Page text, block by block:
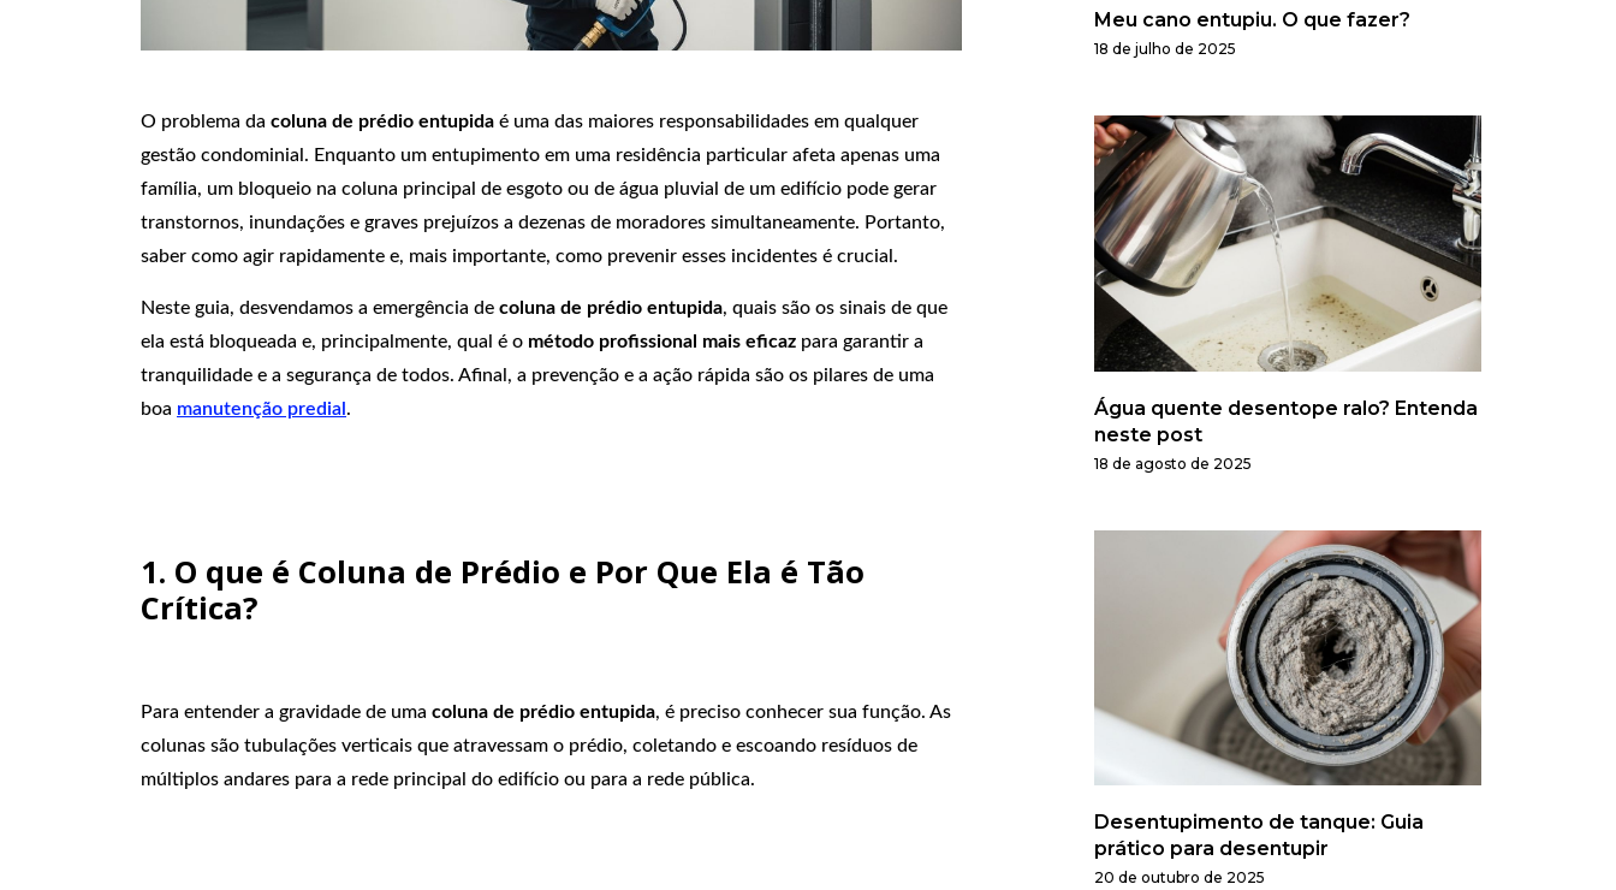
O problema da coluna de prédio entupida é uma das maiores responsabilidades em qualquer
gestão condominial. Enquanto um entupimento em uma residência particular afeta apenas uma
família, um bloqueio na coluna principal de esgoto ou de água pluvial de um edifício pode gerar
transtornos, inundações e graves prejuízos a dezenas de moradores simultaneamente. Portanto,
saber como agir rapidamente e, mais importante, como prevenir esses incidentes é crucial.
Neste guia, desvendamos a emergência de coluna de prédio entupida, quais são os sinais de que
ela está bloqueada e, principalmente, qual é o método profissional mais eficaz para garantir a
tranquilidade e a segurança de todos. Afinal, a prevenção e a ação rápida são os pilares de uma
boa manutenção predial .
1. O que é Coluna de Prédio e Por Que Ela é Tão
Crítica?
Para entender a gravidade de uma coluna de prédio entupida, é preciso conhecer sua função. As
colunas são tubulações verticais que atravessam o prédio, coletando e escoando resíduos de
múltiplos andares para a rede principal do edifício ou para a rede pública.
Meu cano entupiu. O que fazer?
18 de julho de 2025
Água quente desentope ralo? Entenda
neste post
18 de agosto de 2025
Desentupimento de tanque: Guia
prático para desentupir
20 de outubro de 2025